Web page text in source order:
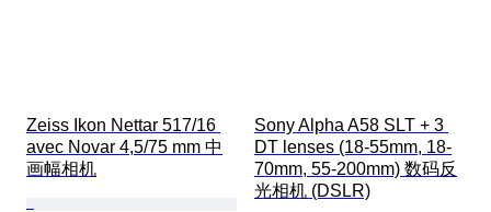
Zeiss Ikon Nettar 517/16
avec Novar 4,5/75 mm 中
画幅相机
Sony Alpha A58 SLT + 3
DT lenses (18-55mm, 18-
70mm, 55-200mm) 数码反
光相机 (DSLR)